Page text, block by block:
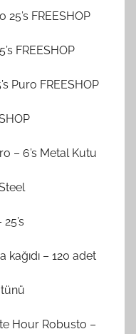
FREESHOP
FREESHOP
Puro FREESHOP
– 6’s Metal Kutu
– 120 adet
Hour Robusto –